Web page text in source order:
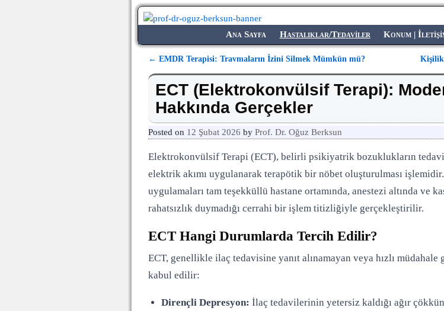
Ana Sayfa Hastalıklar/Tedaviler Konum |
Yazı dolaşımı
← EMDR Terapisi: Travmaların İzini Silmek Mümkün mü? Kişilik
ECT (Elektrokonvülsif Terapi):
Hakkında Gerçekler
Posted on 12 Şubat 2026 by Prof. Dr. Oğuz Berksun
Elektrokonvülsif Terapi (ECT), belirli psikiyatrik bozuklukların
elektrik akımı uygulanarak terapötik bir nöbet oluşturulması
uygulamaları tam teşekküllü hastane ortamında, anestezi altında ve
rahatsızlık duymadığı cerrahi bir işlem titizliğiyle gerçekleştirilir.
ECT Hangi Durumlarda Tercih Edilir?
ECT, genellikle ilaç tedavisine yanıt alınamayan veya hızlı
kabul edilir:
Dirençli Depresyon: İlaç tedavilerinin yetersiz kaldığı ağır